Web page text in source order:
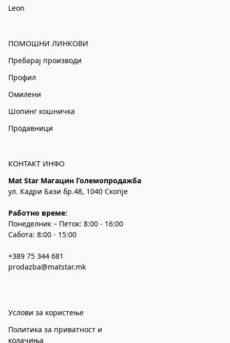
Leon
ПОМОШНИ ЛИНКОВИ
Пребарај производи
Профил
Омилени
Шопинг кошничка
Продавници
КОНТАКТ ИНФО
Mat Star Магацин Големопродажба
ул. Кадри Бази бр.48, 1040 Скопје
Работно време:
Понеделник – Петок: 8:00 - 16:00
Сабота: 8:00 - 15:00
+389 75 344 681
prodazba@matstar.mk
Услови за користење
Политика за приватност и
колачиња